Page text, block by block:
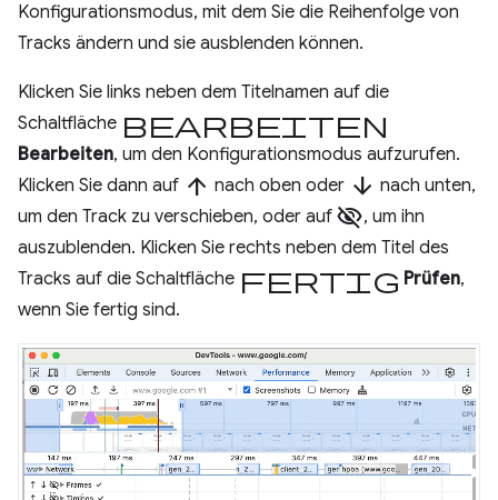
Konfigurationsmodus, mit dem Sie die Reihenfolge von
Tracks ändern und sie ausblenden können.
Klicken Sie links neben dem Titelnamen auf die
Schaltfläche Bearbeiten
Bearbeiten, um den Konfigurationsmodus aufzurufen.
Klicken Sie dann auf arrow_upward nach oben oder arrow_downward nach unten,
um den Track zu verschieben, oder auf visibility_off, um ihn
auszublenden. Klicken Sie rechts neben dem Titel des
Tracks auf die Schaltfläche Fertig Prüfen,
wenn Sie fertig sind.